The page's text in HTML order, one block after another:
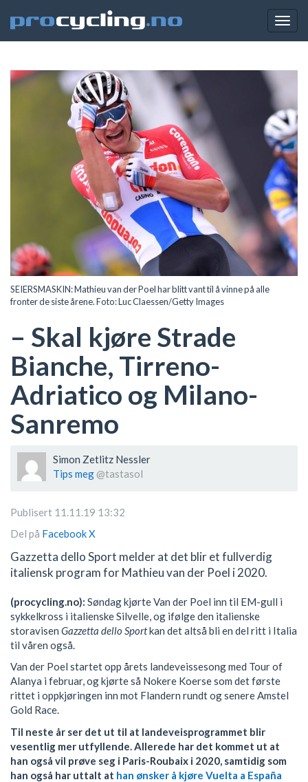
SEIERSMASKIN: Mathieu van der Poel har blitt vant til å vinne på alle
fronter de siste årene. Foto: Luc Claessen/Getty Images
– Skal kjøre Strade
Bianche, Tirreno-
Adriatico og Milano-
Sanremo
Simon Zetlitz Nessler
Tips meg @tastasol
Publisert 11.11.19 13:32
Del på FacebookX
Gazzetta dello Sport melder at det blir et fullverdig
italiensk program for Mathieu van der Poel i 2020.
(procycling.no): Søndag kjørte Van der Poel inn til EM-gull i
sykkelkross i italienske Silvelle, og ifølge den italienske
storavisen Gazzetta dello Sportkan det altså bli en del ritt i Italia
til våren også.
Van der Poel startet opp årets landeveissesong med Tour of
Alanya i februar, og kjørte så Nokere Koerse som det første
rittet i oppkjøringen inn mot Flandern rundt og senere Amstel
Gold Race.
Til neste år ser det ut til at landeveisprogrammet blir
vesentlig mer utfyllende. Allerede har det kommet ut at
han også vil prøve seg i Paris-Roubaix i 2020, samtidig som
han også har uttalt at han ønsker å kjøre Vuelta a España